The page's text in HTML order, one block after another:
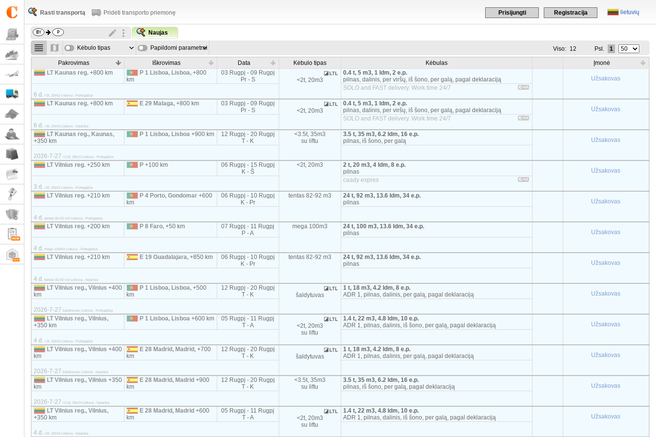
lietuvių
Prisijungti Registracija
Rasti transportą Pridėti transporto priemonę
Naujas
Kėbulo tipas Papildomi parametrai Viso: 12 Psl. 1
Pakrovimas Iškrovimas Data Kėbulo tipas Kėbulas
Įmonė
LT Kaunas reg. +800 km P 1 Lisboa, Lisboa, +800
km
03 Rugpj - 09 Rugpj
Pr - S
<2t, 20m3
0.4 t, 5 m3, 1 ldm, 2 e.p.
pilnas, dalinis, per viršų, iš šono, per galą, pagal deklaraciją
Užsakovas
6 d. <2t, 20m3 Lietuva - Portugalija
SOLO and FAST delivery. Work time 24/7
LT Kaunas reg. +800 km E 29 Malaga, +800 km
03 Rugpj - 09 Rugpj
Pr - S
<2t, 20m3
0.4 t, 5 m3, 1 ldm, 2 e.p.
pilnas, dalinis, per viršų, iš šono, per galą, pagal deklaraciją
Užsakovas
6 d. <2t, 20m3 Lietuva - Ispanija
SOLO and FAST delivery. Work time 24/7
LT Kaunas reg., Kaunas,
+350 km
P 1 Lisboa, Lisboa +900 km
12 Rugpj - 20 Rugpj
T - K
<3.5t, 35m3
su liftu
3.5 t, 35 m3, 6.2 ldm, 16 e.p.
pilnas, iš šono, per galą
Užsakovas
2026-7-27 <3.5t, 35m3 Lietuva - Portugalija
LT Vilnius reg. +250 km P +100 km
06 Rugpj - 15 Rugpj
K - Š
<2t, 20m3
2 t, 20 m3, 4 ldm, 8 e.p.
pilnas
Užsakovas
3 d. <2t, 20m3 Lietuva - Portugalija
caady expres
LT Vilnius reg. +210 km P 4 Porto, Gondomar +600
km
06 Rugpj - 10 Rugpj
K - Pr
tentas 82-92 m3
24 t, 92 m3, 13.6 ldm, 34 e.p.
pilnas
Užsakovas
4 d. tentas 82-92 m3 Lietuva - Portugalija
LT Vilnius reg. +200 km P 8 Faro, +50 km
07 Rugpj - 11 Rugpj
P - A
mega 100m3
24 t, 100 m3, 13.6 ldm, 34 e.p.
pilnas
Užsakovas
4 d. mega 100m3 Lietuva - Portugalija
LT Vilnius reg. +210 km E 19 Guadalajara, +850 km
06 Rugpj - 10 Rugpj
K - Pr
tentas 82-92 m3
24 t, 92 m3, 13.6 ldm, 34 e.p.
pilnas
Užsakovas
4 d. tentas 82-92 m3 Lietuva - Ispanija
LT Vilnius reg., Vilnius +400
km
P 1 Lisboa, Lisboa, +500
km
12 Rugpj - 20 Rugpj
T - K
šaldytuvas
1 t, 18 m3, 4.2 ldm, 8 e.p.
ADR 1, pilnas, dalinis, per galą, pagal deklaraciją
Užsakovas
2026-7-27 šaldytuvas Lietuva - Portugalija
LT Vilnius reg., Vilnius,
+350 km
P 1 Lisboa, Lisboa +600 km
05 Rugpj - 11 Rugpj
T - A
<2t, 20m3
su liftu
1.4 t, 22 m3, 4.8 ldm, 10 e.p.
ADR 1, pilnas, dalinis, iš šono, per galą, pagal deklaraciją
Užsakovas
4 d. <2t, 20m3 Lietuva - Portugalija
LT Vilnius reg., Vilnius +400
km
E 28 Madrid, Madrid, +700
km
12 Rugpj - 20 Rugpj
T - K
šaldytuvas
1 t, 18 m3, 4.2 ldm, 8 e.p.
ADR 1, pilnas, dalinis, per galą, pagal deklaraciją
Užsakovas
2026-7-27 šaldytuvas Lietuva - Ispanija
LT Vilnius reg., Vilnius +350
km
E 28 Madrid, Madrid +900
km
12 Rugpj - 20 Rugpj
T - K
<3.5t, 35m3
su liftu
3.5 t, 35 m3, 6.2 ldm, 16 e.p.
pilnas, iš šono, per galą, pagal deklaraciją
Užsakovas
2026-7-27 <3.5t, 35m3 Lietuva - Ispanija
LT Vilnius reg., Vilnius,
+350 km
E 28 Madrid, Madrid +600
km
05 Rugpj - 11 Rugpj
T - A
<2t, 20m3
su liftu
1.4 t, 22 m3, 4.8 ldm, 10 e.p.
ADR 1, pilnas, dalinis, iš šono, per galą, pagal deklaraciją
Užsakovas
4 d. <2t, 20m3 Lietuva - Ispanija